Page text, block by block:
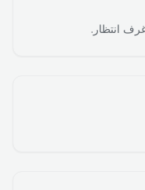
انتظار.